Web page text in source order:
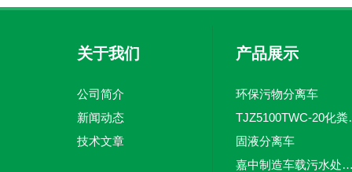
关于我们
公司简介
新闻动态
技术文章
产品展示
环保污物分离车
固液分离车
嘉中制造车载污水处理设备-环